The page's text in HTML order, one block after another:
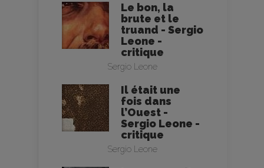
Le bon, la
brute et le
truand - Sergio
Leone -
critique
Sergio Leone
Il était une
fois dans
l’Ouest -
Sergio Leone -
critique
Sergio Leone